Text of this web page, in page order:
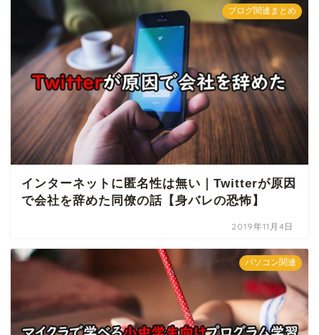
ブログ関連まとめ
インターネットに匿名性は無い｜Twitterが原因
で会社を辞めた同僚の話【身バレの恐怖】
2019年11月4日
パソコン関連